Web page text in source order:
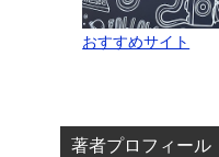
おすすめサイト
著者プロフィール